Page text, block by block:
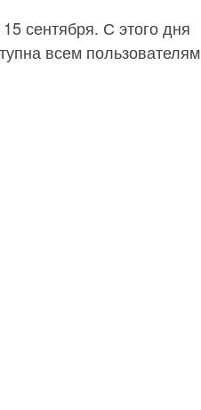
сентября. С этого дня
всем пользователям